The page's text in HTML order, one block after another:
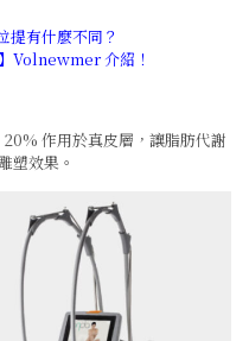
有什麼不同？
Volnewmer 介紹！
作用於真皮層，讓脂肪代謝
塑效果。